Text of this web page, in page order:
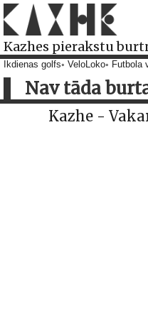
Kazhes pierakstu
Ikdienas golfs VeloLoko Futbola
Nav tāda
Kazhe -